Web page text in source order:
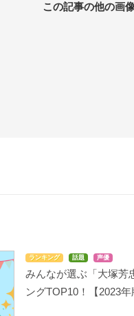
この記事の他の画
ランキング 話題 声優
みんなが選ぶ「大塚芳
ングTOP10！【2023年